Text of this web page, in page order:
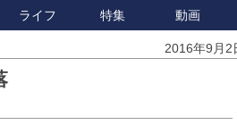
ライフ 特集 動画
2016年9月2